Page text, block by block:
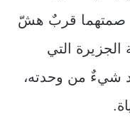
صمتهما قربٌ هشّ
الجزيرة التي
شيءٌ من وحدته،